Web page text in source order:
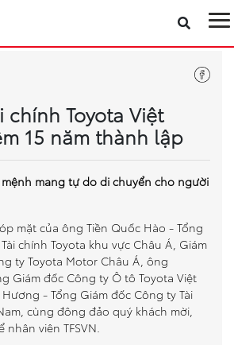
chính Toyota Việt
15 năm thành lập
mang tự do di chuyển cho người
mặt của ông Tiền Quốc Hào - Tổng
chính Toyota khu vực Châu Á, Giám
ty Toyota Motor Châu Á, ông
Giám đốc Công ty Ô tô Toyota Việt
- Tổng Giám đốc Công ty Tài
cùng đông đảo quý khách mời,
viên TFSVN.